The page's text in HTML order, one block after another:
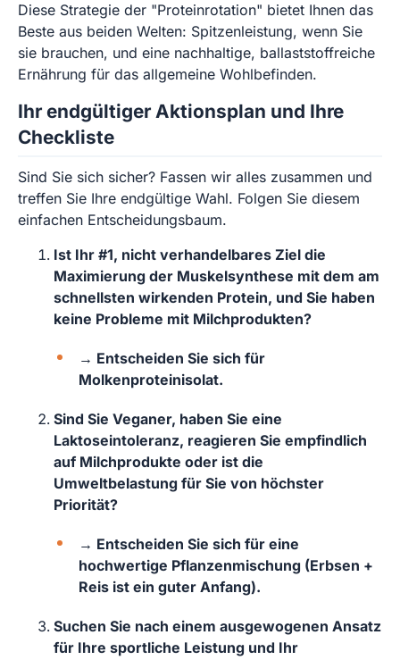
Diese Strategie der "Proteinrotation" bietet Ihnen das
Beste aus beiden Welten: Spitzenleistung, wenn Sie
sie brauchen, und eine nachhaltige, ballaststoffreiche
Ernährung für das allgemeine Wohlbefinden.
Ihr endgültiger Aktionsplan und Ihre
Checkliste
Sind Sie sich sicher? Fassen wir alles zusammen und
treffen Sie Ihre endgültige Wahl. Folgen Sie diesem
einfachen Entscheidungsbaum.
Ist Ihr #1, nicht verhandelbares Ziel die
Maximierung der Muskelsynthese mit dem am
schnellsten wirkenden Protein, und Sie haben
keine Probleme mit Milchprodukten?
→ Entscheiden Sie sich für
Molkenproteinisolat.
Sind Sie Veganer, haben Sie eine
Laktoseintoleranz, reagieren Sie empfindlich
auf Milchprodukte oder ist die
Umweltbelastung für Sie von höchster
Priorität?
→ Entscheiden Sie sich für eine
hochwertige Pflanzenmischung (Erbsen +
Reis ist ein guter Anfang).
Suchen Sie nach einem ausgewogenen Ansatz
für Ihre sportliche Leistung und Ihr